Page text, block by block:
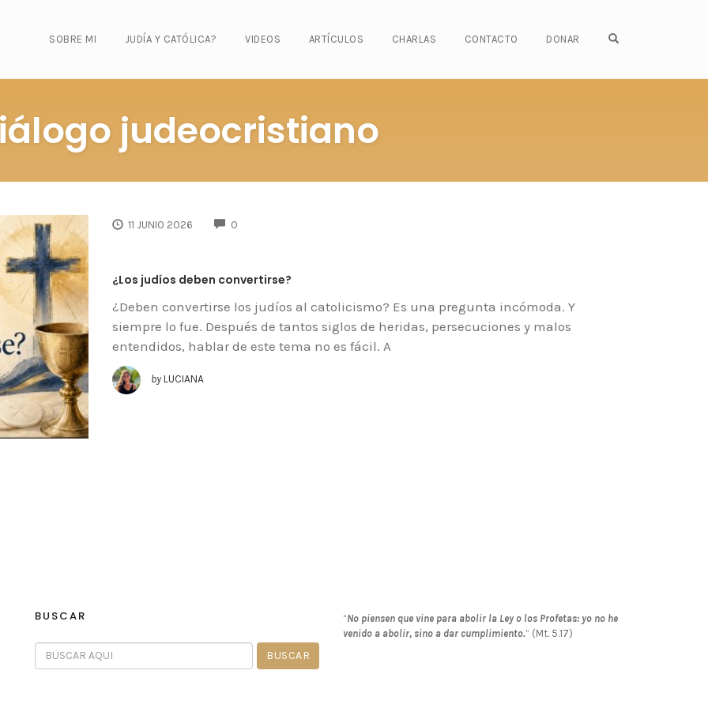
SOBRE MI JUDÍA Y CATÓLICA? VIDEOS ARTÍCULOS CHARLAS CONTACTO DONAR
judeocristiano
11 JUNIO 2026 0
¿Los judíos deben convertirse?
¿Deben convertirse los judíos al catolicismo? Es una pregunta incómoda. Y
siempre lo fue. Después de tantos siglos de heridas, persecuciones y malos
entendidos, hablar de este tema no es fácil. A
by LUCIANA
BUSCAR “No piensen que vine para abolir la Ley o los Profetas: yo no he
venido a abolir, sino a dar cumplimiento.” (Mt. 5.17)